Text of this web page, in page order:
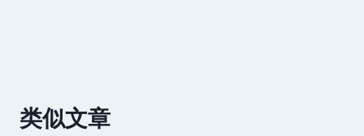
类似文章